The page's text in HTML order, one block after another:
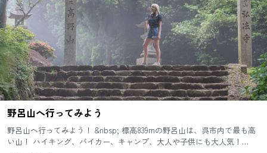
野呂山へ行ってみよう
野呂山へ行ってみよう！ &nbsp; 標高839mの野呂山は、呉市内で最も高
い山！ ハイキング、バイカー、キャンプ、大人や子供にも大人気！